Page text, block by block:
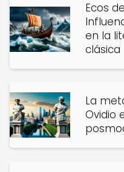
Ecos
en la
clásica
La
Ovidio